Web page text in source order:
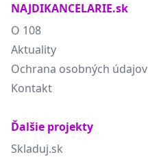
NAJDIKANCELARIE.sk
O 108
Aktuality
Ochrana osobných údajov
Kontakt
Ďalšie projekty
Skladuj.sk